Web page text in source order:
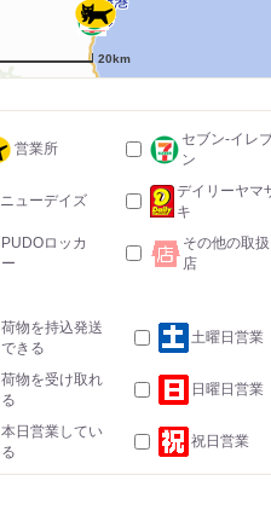
20km
営業所
セブン-イレ
ン
ニューデイズ
デイリーヤマ
キ
PUDOロッカ
ー
その他の取扱
店
荷物を持込発送
できる
土曜日営業
荷物を受け取れ
る
日曜日営業
本日営業してい
る
祝日営業